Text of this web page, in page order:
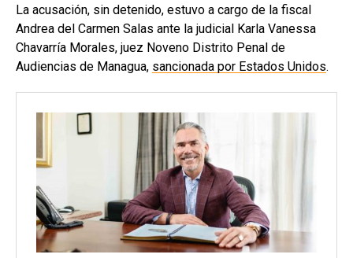
La acusación, sin detenido, estuvo a cargo de la fiscal
Andrea del Carmen Salas ante la judicial Karla Vanessa
Chavarría Morales, juez Noveno Distrito Penal de
Audiencias de Managua, sancionada por Estados Unidos.